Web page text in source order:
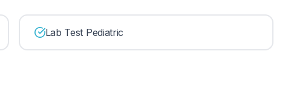
Lab Test Pediatric